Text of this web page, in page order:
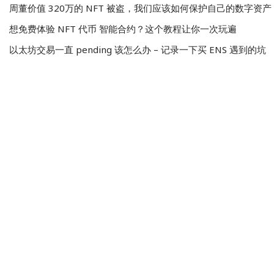
周董价值 320万的 NFT 被盗，我们应该如何保护自己的数字资产
想免费体验 NFT 代币 智能合约？这个教程让你一次玩遍
以太坊交易一直 pending 该怎么办 – 记录一下买 ENS 遇到的坑